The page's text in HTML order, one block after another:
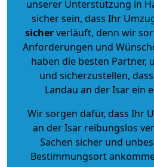
unserer Unterstützung in
sicher sein, dass Ihr
sicherverläuft, denn wir
Anforderungen und
haben die besten Partner,
und sicherzustellen,
Landau an der Isar ein
Wir sorgen dafür, dass Ihr
an der Isar reibungslos
Sachen sicher und
Bestimmungsort